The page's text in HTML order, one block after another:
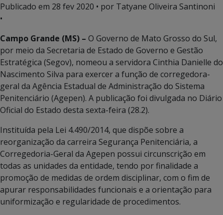
Publicado em 28 fev 2020 • por Tatyane Oliveira Santinoni
•
Campo Grande (MS) – O Governo de Mato Grosso do Sul,
por meio da Secretaria de Estado de Governo e Gestão
Estratégica (Segov), nomeou a servidora Cinthia Danielle do
Nascimento Silva para exercer a função de corregedora-
geral da Agência Estadual de Administração do Sistema
Penitenciário (Agepen). A publicação foi divulgada no Diário
Oficial do Estado desta sexta-feira (28.2).
Instituída pela Lei 4.490/2014, que dispõe sobre a
reorganização da carreira Segurança Penitenciária, a
Corregedoria-Geral da Agepen possui circunscrição em
todas as unidades da entidade, tendo por finalidade a
promoção de medidas de ordem disciplinar, com o fim de
apurar responsabilidades funcionais e a orientação para
uniformização e regularidade de procedimentos.